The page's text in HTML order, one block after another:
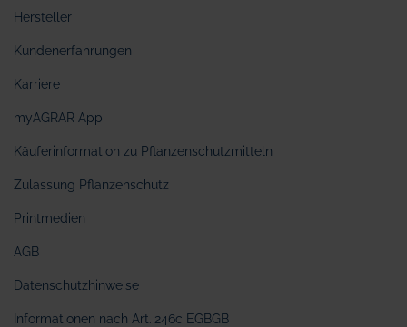
Hersteller
Kundenerfahrungen
Karriere
myAGRAR App
Käuferinformation zu Pflanzenschutzmitteln
Zulassung Pflanzenschutz
Printmedien
AGB
Datenschutzhinweise
Informationen nach Art. 246c EGBGB